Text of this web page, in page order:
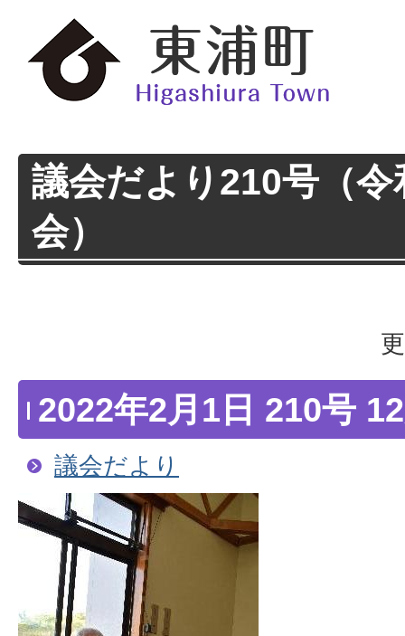
議会だより210号（
会）
2022年2月1日 210号
議会だより